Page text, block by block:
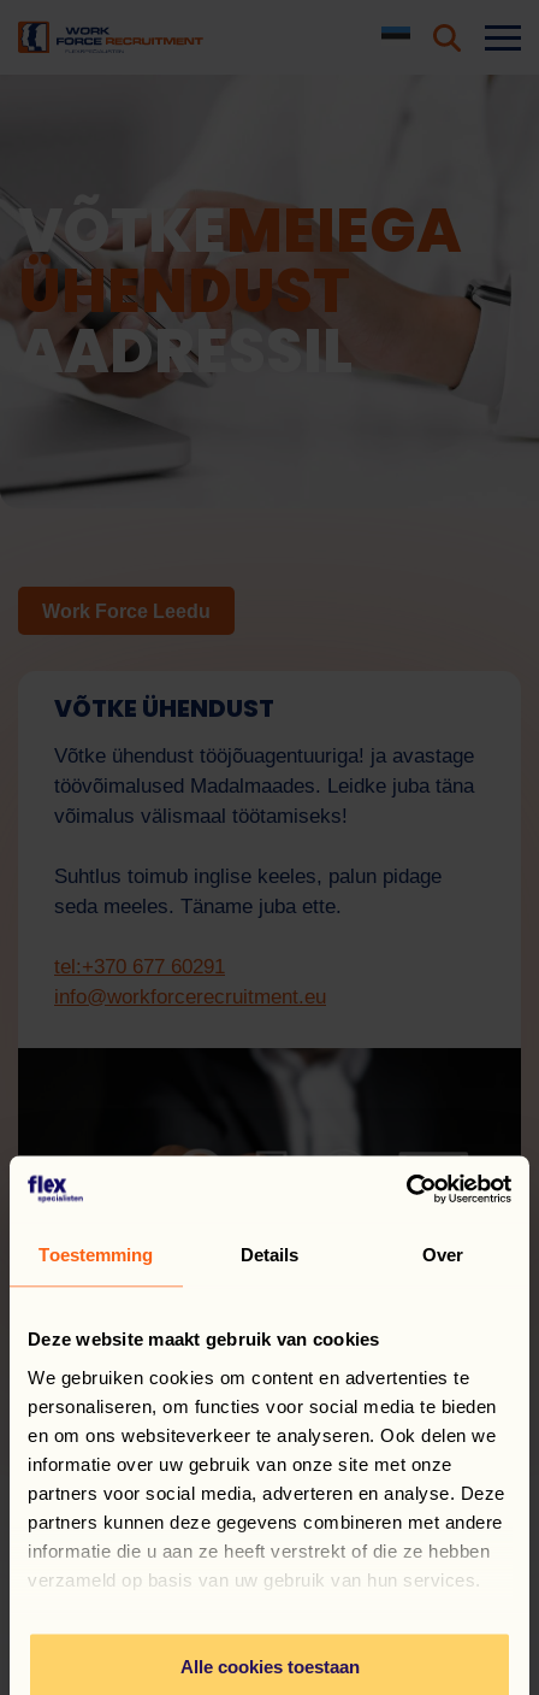
Toestemming Details Over
Deze website maakt gebruik van cookies
We gebruiken cookies om content en advertenties te
personaliseren, om functies voor social media te bieden
en om ons websiteverkeer te analyseren. Ook delen we
informatie over uw gebruik van onze site met onze
partners voor social media, adverteren en analyse. Deze
partners kunnen deze gegevens combineren met andere
informatie die u aan ze heeft verstrekt of die ze hebben
verzameld op basis van uw gebruik van hun services.
Alle cookies toestaan
VÕTKEMEIEGA
ÜHENDUST
AADRESSIL
Work Force Leedu
VÕTKE ÜHENDUST
Võtke ühendust tööjõuagentuuriga! ja avastage
töövõimalused Madalmaades. Leidke juba täna
võimalus välismaal töötamiseks!
Suhtlus toimub inglise keeles, palun pidage
seda meeles. Täname juba ette.
tel:+370 677 60291
info@workforcerecruitment.eu
VÕTKE ÜHENDUST
Eesnimi (Kohustuslik)
Tööjõud
Tere! Kuidas saan teid täna aidata?